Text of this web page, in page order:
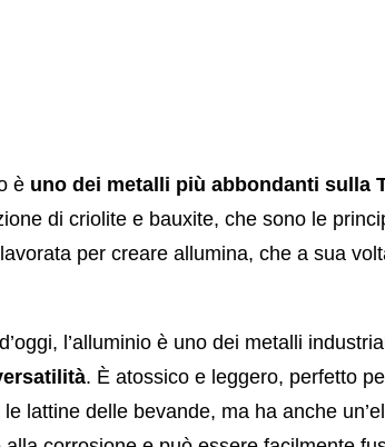
è uno dei metalli più abbondanti sulla
di criolite e bauxite, che sono le
per creare allumina, che a sua
l’alluminio è uno dei metalli
. È atossico e leggero, perfetto
lattine delle bevande, ma ha anche